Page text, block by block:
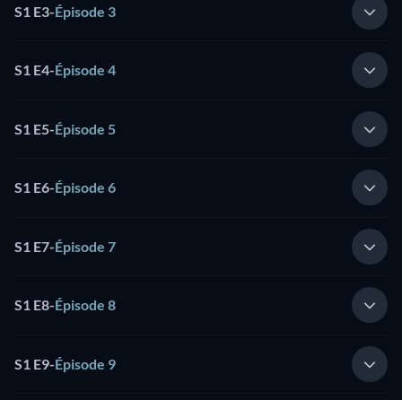
S1 E3-Épisode 3
S1 E4-Épisode 4
S1 E5-Épisode 5
S1 E6-Épisode 6
S1 E7-Épisode 7
S1 E8-Épisode 8
S1 E9-Épisode 9